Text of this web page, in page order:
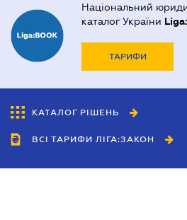
Національний
каталог України
ТАРИФИ
КАТАЛОГ РІШЕНЬ
ВСІ ТАРИФИ ЛІГА:ЗАКОН